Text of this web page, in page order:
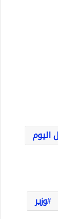
اليوم
وزير